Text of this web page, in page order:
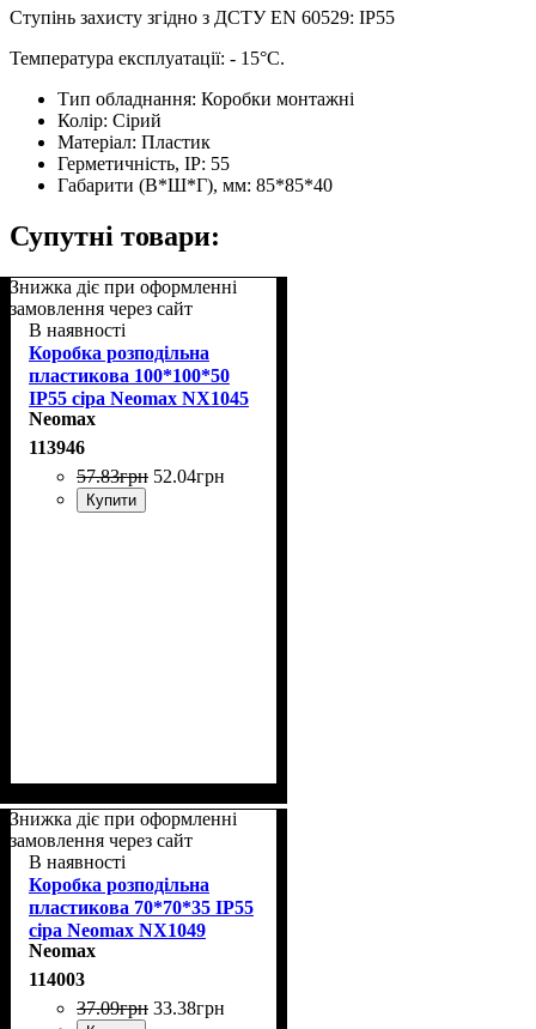
Ступінь захисту згідно з ДСТУ EN 60529: IP55
Температура експлуатації: - 15°С.
Тип обладнання: Коробки монтажні
Колір: Сірий
Матеріал: Пластик
Герметичність, IP: 55
Габарити (В*Ш*Г), мм: 85*85*40
Супутні товари:
Знижка діє при оформленні
замовлення через сайт
В наявності
Коробка розподільна
пластикова 100*100*50
IP55 сіра Neomax NX1045
Neomax
113946
57.83грн 52.04грн
Купити
Знижка діє при оформленні
замовлення через сайт
В наявності
Коробка розподільна
пластикова 70*70*35 IP55
сіра Neomax NX1049
Neomax
114003
37.09грн 33.38грн